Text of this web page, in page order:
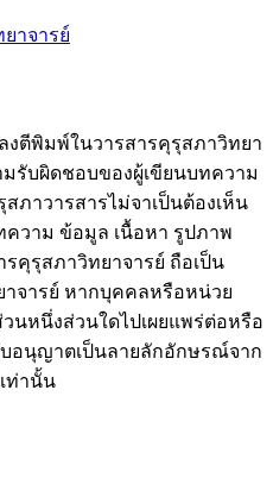
าจารย์
ตีพิมพ์ในวารสารคุรุสภาวิทยา
รับผิดชอบของผู้เขียนบทความ
ภาวารสารไม่จาเป็นต้องเห็น
ความ ข้อมูล เนื้อหา รูปภาพ
คุรุสภาวิทยาจารย์ ถือเป็น
จารย์ หากบุคคลหรือหน่วย
นหนึ่งส่วนใดไปเผยแพร่ต่อหรือ
บอนุญาตเป็นลายลักอักษรณ์จาก
ท่านั้น